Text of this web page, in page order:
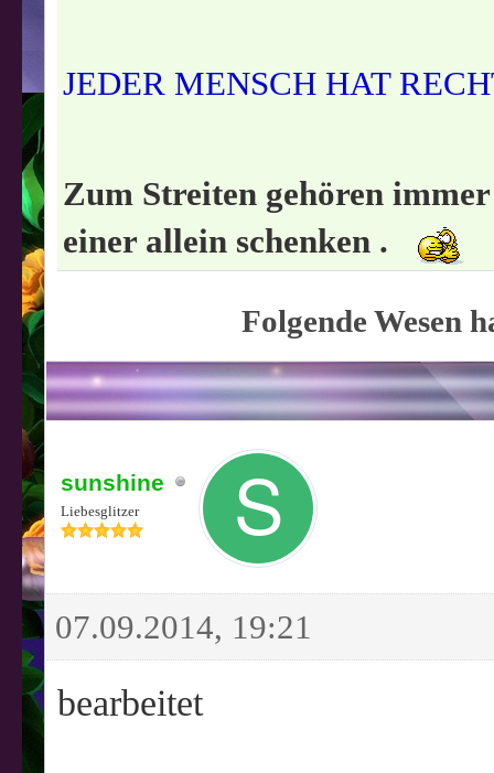
JEDER MENSCH HAT
Zum Streiten gehören
einer allein schenken .
Folgende Wesen
sunshine
Liebesglitzer
07.09.2014, 19:21
bearbeitet